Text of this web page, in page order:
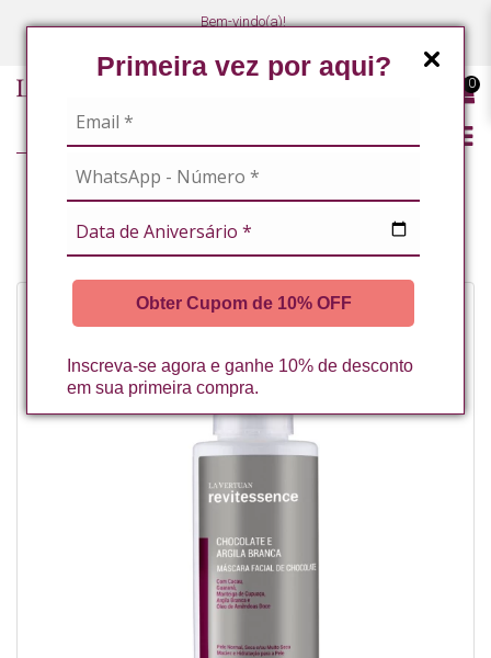
Primeira vez por aqui?
Obter Cupom de 10% OFF
Inscreva-se agora e ganhe 10% de desconto
em sua primeira compra.
Bem-vindo(a)!
0